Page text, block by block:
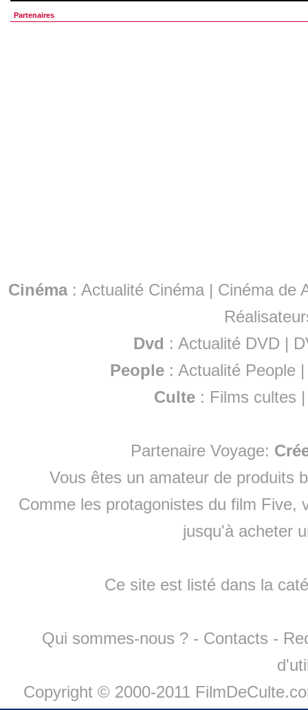
Partenaires
Cinéma: Actualité Cinéma | Cinéma de
Dvd : Actualité DVD |
People :Actualité People
Culte : Films cultes
Partenaire Voyage:
Vous êtes un amateur de produits
Comme les protagonistes du film Five,
jusqu'à acheter
Ce site est listé dans la
Qui sommes-nous ? - Contacts -
Copyright © 2000-2011